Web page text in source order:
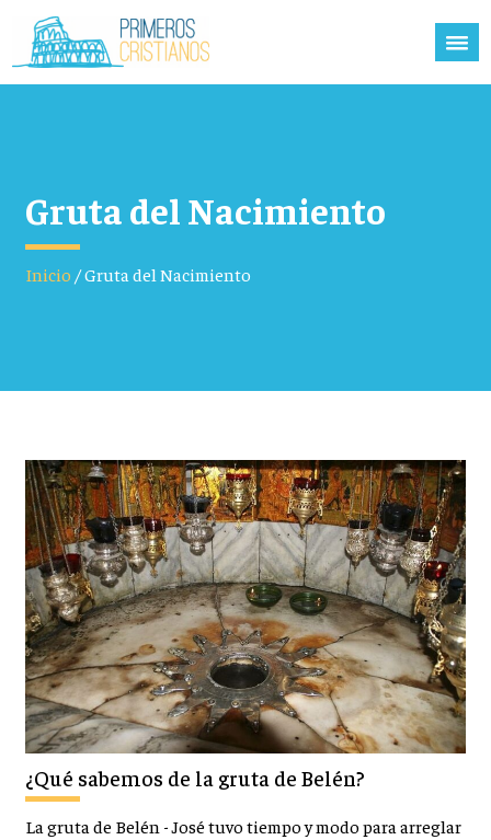
Gruta del Nacimiento
Inicio/Gruta del Nacimiento
¿Qué sabemos de la gruta de Belén?
La gruta de Belén - José tuvo tiempo y modo para arreglar